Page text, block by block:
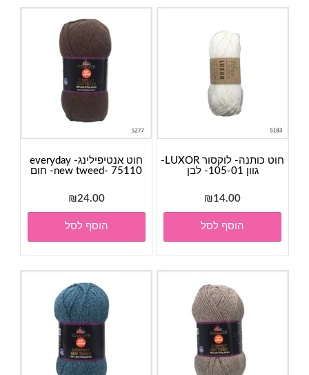
חוט אנטיפילינג- everyday
new tweed- 75110- חום
₪24.00
הוסף לסל
חוט כותנה- לוקסור LUXOR-
גוון 105-01- לבן
₪14.00
הוסף לסל